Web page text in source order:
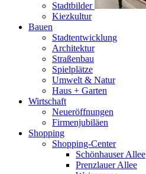
Stadtbilder
Kiezkultur
Bauen
Stadtentwicklung
Architektur
Straßenbau
Spielplätze
Umwelt & Natur
Haus + Garten
Wirtschaft
Neueröffnungen
Firmenjubiläen
Shopping
Shopping-Center
Schönhauser Allee
Prenzlauer Allee